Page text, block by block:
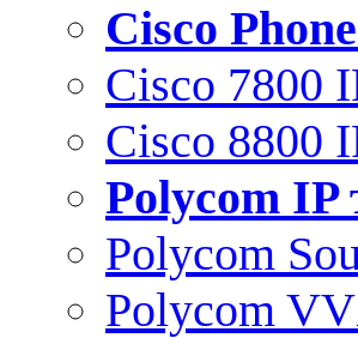
Сisco
Cisco 7800
Cisco 8800
Polycom
Polycom
Polycom